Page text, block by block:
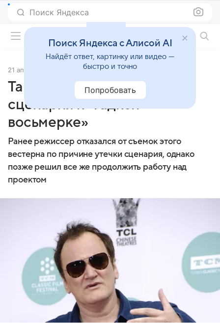
Поиск Яндекса
21 апреля 2014 Источник:© РИА Новости
Тарантино провел читку
сценария к «Гадкой
восьмерке»
Ранее режиссер отказался от съемок этого
вестерна по причине утечки сценария, однако
позже решил все же продолжить работу над
проектом
Поиск Яндекса с Алисой AI
Найдёт ответ, картинку или видео —
быстро и точно
Попробовать